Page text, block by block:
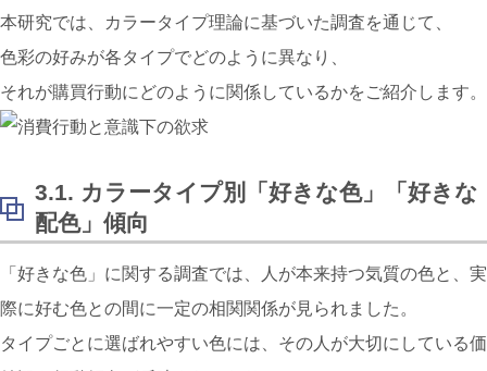
本研究では、カラータイプ理論に基づいた調査を通じて、
色彩の好みが各タイプでどのように異なり、
それが購買行動にどのように関係しているかをご紹介します。
3.1. カラータイプ別「好きな色」「好きな
配色」傾向
「好きな色」に関する調査では、人が本来持つ気質の色と、実
際に好む色との間に一定の相関関係が見られました。
タイプごとに選ばれやすい色には、その人が大切にしている価